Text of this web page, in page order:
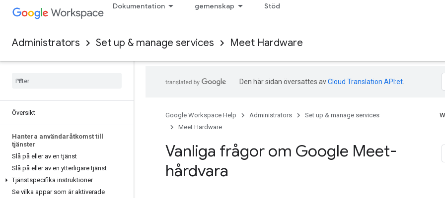
Dokumentation gemenskap Stöd
Administrators Set up & manage services Meet Hardware
Översikt
Hantera användaråtkomst till
tjänster
Slå på eller av en tjänst
Slå på eller av en ytterligare tjänst
Tjänstspecifika instruktioner
Se vilka appar som är aktiverade
Den här sidan översattes avCloud Translation API:et
Google Workspace Help Administrators
Set up & manage services
Meet Hardware
Vanliga frågor om Google Meet-
hårdvara